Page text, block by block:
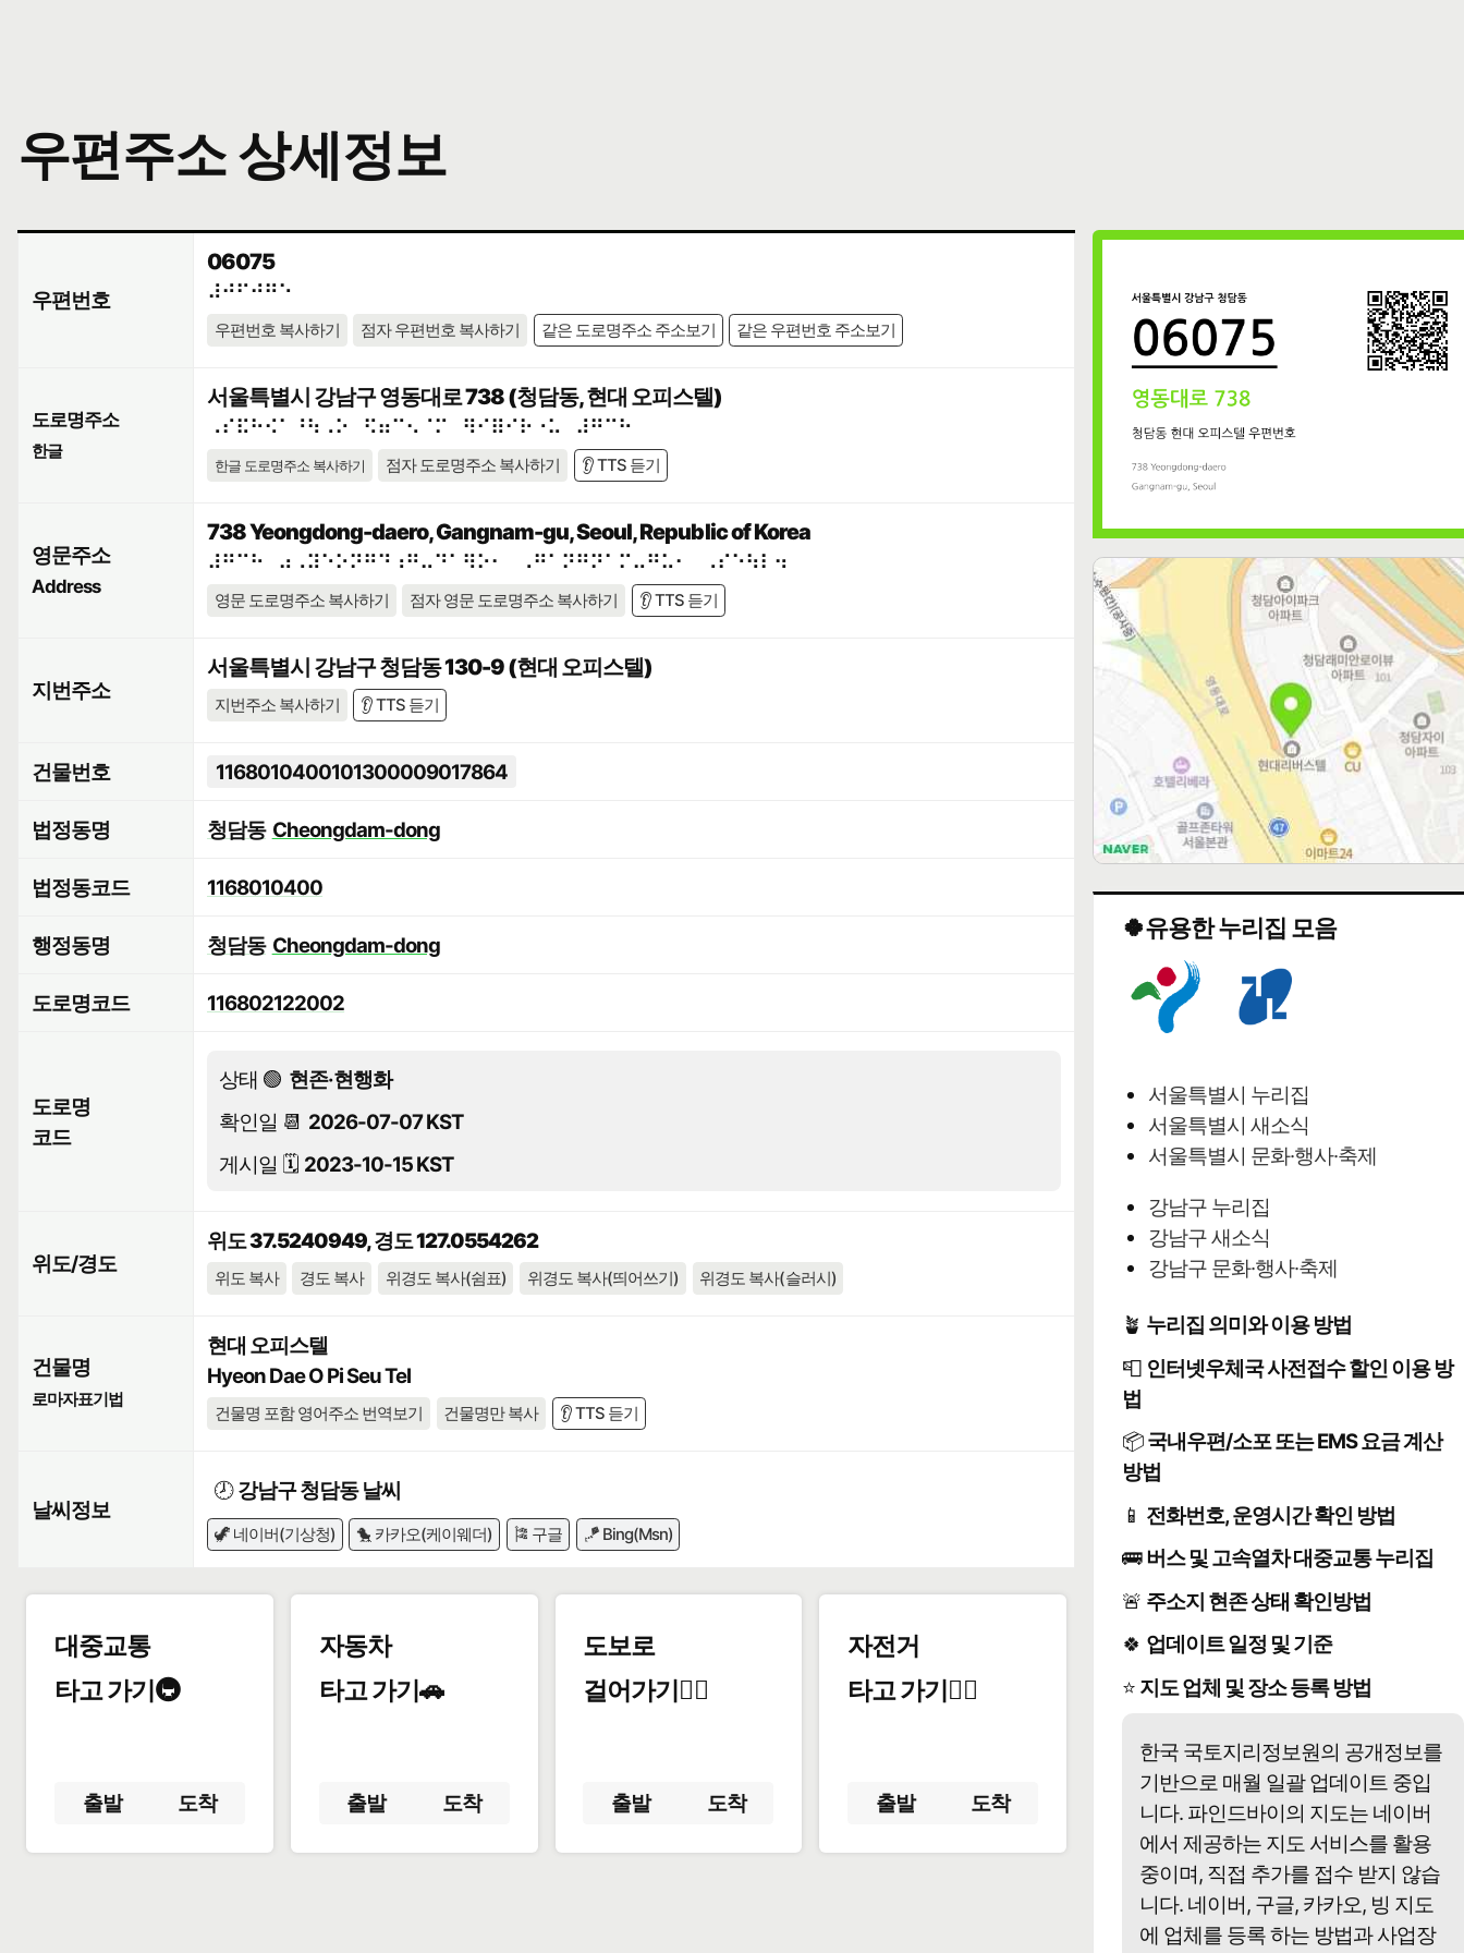
우편주소 상세정보
우편번호
06075
⠼⠚⠋⠚⠛⠑
우편번호 복사하기 점자 우편번호 복사하기 같은 도로명주소 주소보기 같은 우편번호 주소보기
도로명주소
한글
서울특별시 강남구 영동대로 738 (청담동, 현대 오피스텔)
⠠⠎⠯⠓⠪⠁⠘⠳⠠⠕⠀⠫⠶⠉⠢⠈⠍⠀⠻⠊⠿⠊⠗⠐⠥⠀⠼⠛⠉⠓
한글 도로명주소 복사하기 점자 도로명주소 복사하기 👂 TTS 듣기
영문주소
Address
738 Yeongdong-daero, Gangnam-gu, Seoul, Republic of Korea
⠼⠛⠉⠓⠀⠴⠠⠽⠑⠕⠝⠛⠙⠰⠛⠤⠙⠁⠻⠕⠂⠀⠠⠛⠁⠝⠛⠝⠁⠍⠤⠛⠥⠂⠀⠠⠎⠑⠳⠇⠲
영문 도로명주소 복사하기 점자 영문 도로명주소 복사하기 👂 TTS 듣기
지번주소
서울특별시 강남구 청담동 130-9 (현대 오피스텔)
지번주소 복사하기 👂 TTS 듣기
건물번호 1168010400101300009017864
법정동명 청담동 Cheongdam-dong
법정동코드 1168010400
행정동명 청담동 Cheongdam-dong
도로명코드 116802122002
도로명
코드
상태 🟢 현존·현행화
확인일 📆 2026-07-07 KST
게시일 🗓️ 2023-10-15 KST
위도/경도
위도 37.5240949, 경도 127.0554262
위도 복사 경도 복사 위경도 복사(쉼표) 위경도 복사(띄어쓰기) 위경도 복사(슬러시)
건물명
로마자표기법
현대 오피스텔
Hyeon Dae O Pi Seu Tel
건물명 포함 영어주소 번역보기 건물명만 복사 👂 TTS 듣기
날씨정보
🕗강남구 청담동 날씨
🦖 네이버(기상청) 🐤 카카오(케이웨더) 🎏 구글 🪁 Bing(Msn)
대중교통
타고 가기🚇
출발 도착
자동차
타고 가기🚗
출발 도착
도보로
걸어가기🚶‍♂️
출발 도착
자전거
타고 가기🚴‍♀️
출발 도착
🍀유용한 누리집 모음
서울특별시 누리집
서울특별시 새소식
서울특별시 문화·행사·축제
강남구 누리집
강남구 새소식
강남구 문화·행사·축제
🪴 누리집 의미와 이용 방법
📮 인터넷우체국 사전접수 할인 이용 방
법
📦국내우편/소포 또는 EMS 요금 계산
방법
📱 전화번호, 운영시간 확인 방법
🚌버스 및 고속열차 대중교통 누리집
🚨 주소지 현존 상태 확인방법
🍀 업데이트 일정 및 기준
⭐ 지도 업체 및 장소 등록 방법
한국 국토지리정보원의 공개정보를
기반으로 매월 일괄 업데이트 중입
니다. 파인드바이의 지도는 네이버
에서 제공하는 지도 서비스를 활용
중이며, 직접 추가를 접수 받지 않습
니다. 네이버, 구글, 카카오, 빙 지도
에 업체를 등록 하는 방법과 사업장